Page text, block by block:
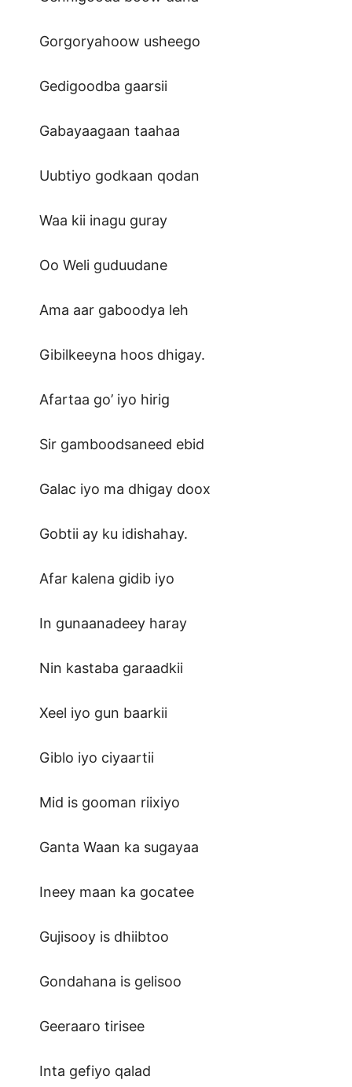
Gorgoryahoow usheego
Gedigoodba gaarsii
Gabayaagaan taahaa
Uubtiyo godkaan qodan
Waa kii inagu guray
Oo Weli guduudane
Ama aar gaboodya leh
Gibilkeeyna hoos dhigay.
Afartaa go’ iyo hirig
Sir gamboodsaneed ebid
Galac iyo ma dhigay doox
Gobtii ay ku idishahay.
Afar kalena gidib iyo
In gunaanadeey haray
Nin kastaba garaadkii
Xeel iyo gun baarkii
Giblo iyo ciyaartii
Mid is gooman riixiyo
Ganta Waan ka sugayaa
Ineey maan ka gocatee
Gujisooy is dhiibtoo
Gondahana is gelisoo
Geeraaro tirisee
Inta gefiyo qalad